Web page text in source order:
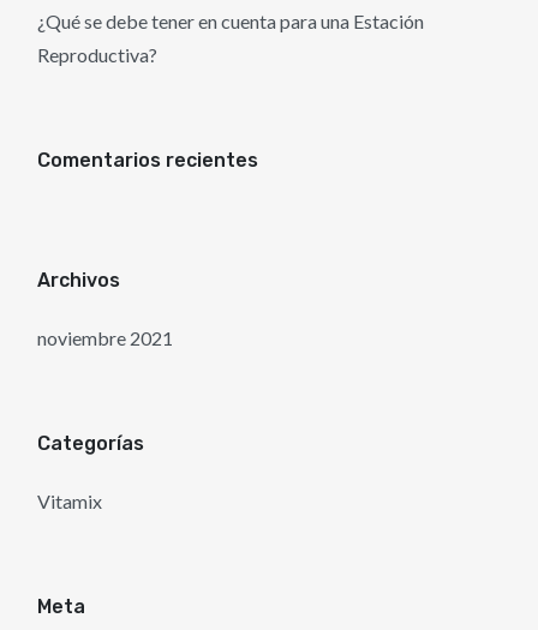
¿Qué se debe tener en cuenta para una Estación
Reproductiva?
Comentarios recientes
Archivos
noviembre 2021
Categorías
Vitamix
Meta